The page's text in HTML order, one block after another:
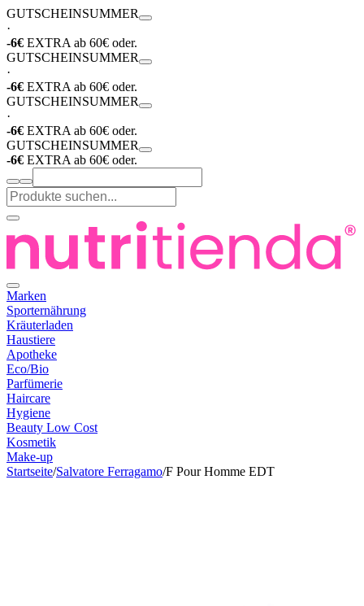
GUTSCHEINSUMMER
·
-6€ EXTRA ab 60€ oder.
GUTSCHEINSUMMER
·
-6€ EXTRA ab 60€ oder.
GUTSCHEINSUMMER
·
-6€ EXTRA ab 60€ oder.
GUTSCHEINSUMMER
-6€ EXTRA ab 60€ oder.
Marken
Sporternährung
Kräuterladen
Haustiere
Apotheke
Eco/Bio
Parfümerie
Haircare
Hygiene
Beauty Low Cost
Kosmetik
Make-up
Startseite/Salvatore Ferragamo/F Pour Homme EDT